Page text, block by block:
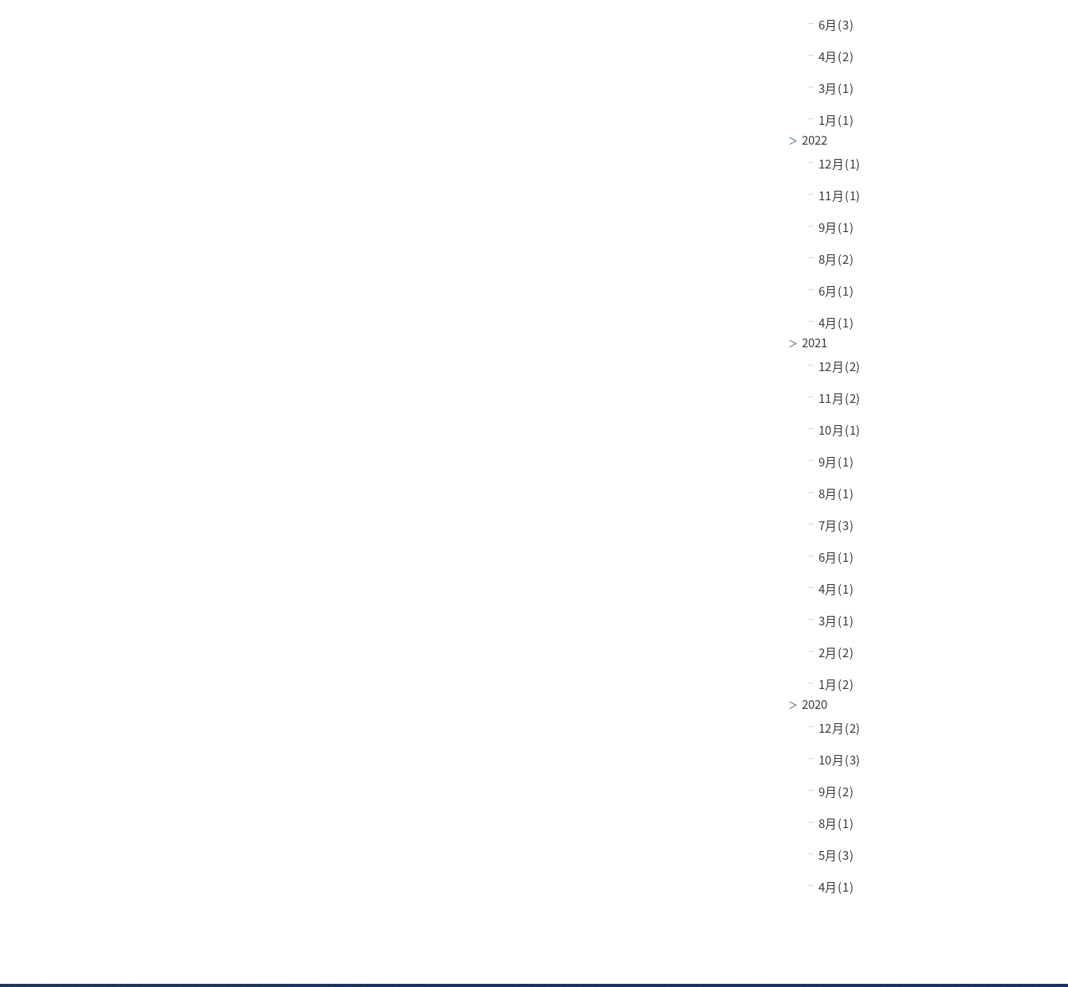
− 6月(3)
− 4月(2)
− 3月(1)
−
1月(1)
2022
− 12月(1)
− 11月(1)
− 9月(1)
− 8月(2)
− 6月(1)
− 4月(1)
2021
− 12月(2)
− 11月(2)
− 10月(1)
− 9月(1)
− 8月(1)
− 7月(3)
− 6月(1)
− 4月(1)
− 3月(1)
− 2月(2)
−
1月(2)
2020
− 12月(2)
− 10月(3)
− 9月(2)
− 8月(1)
− 5月(3)
− 4月(1)